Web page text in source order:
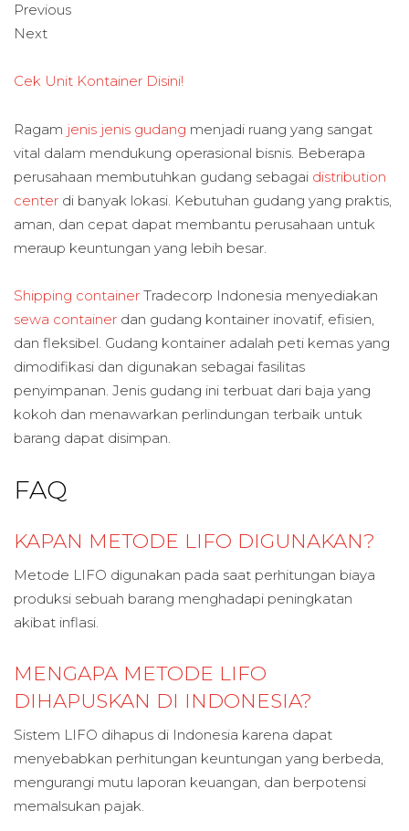
Previous
Next
Cek Unit Kontainer Disini!
Ragam jenis jenis gudang menjadi ruang yang sangat
vital dalam mendukung operasional bisnis. Beberapa
perusahaan membutuhkan gudang sebagai distribution
center di banyak lokasi. Kebutuhan gudang yang praktis,
aman, dan cepat dapat membantu perusahaan untuk
meraup keuntungan yang lebih besar.
Shipping container Tradecorp Indonesia menyediakan
sewa container dan gudang kontainer inovatif, efisien,
dan fleksibel. Gudang kontainer adalah peti kemas yang
dimodifikasi dan digunakan sebagai fasilitas
penyimpanan. Jenis gudang ini terbuat dari baja yang
kokoh dan menawarkan perlindungan terbaik untuk
barang dapat disimpan.
FAQ
KAPAN METODE LIFO DIGUNAKAN?
Metode LIFO digunakan pada saat perhitungan biaya
produksi sebuah barang menghadapi peningkatan
akibat inflasi.
MENGAPA METODE LIFO
DIHAPUSKAN DI INDONESIA?
Sistem LIFO dihapus di Indonesia karena dapat
menyebabkan perhitungan keuntungan yang berbeda,
mengurangi mutu laporan keuangan, dan berpotensi
memalsukan pajak.